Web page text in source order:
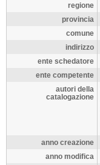
regione
provincia
comune
indirizzo
ente schedatore
ente competente
autori della
catalogazione
anno creazione
anno modifica